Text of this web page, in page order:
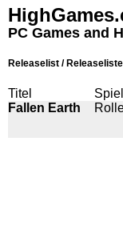
PC Games and
Releaselist / Releaseliste
Titel
Fallen Earth